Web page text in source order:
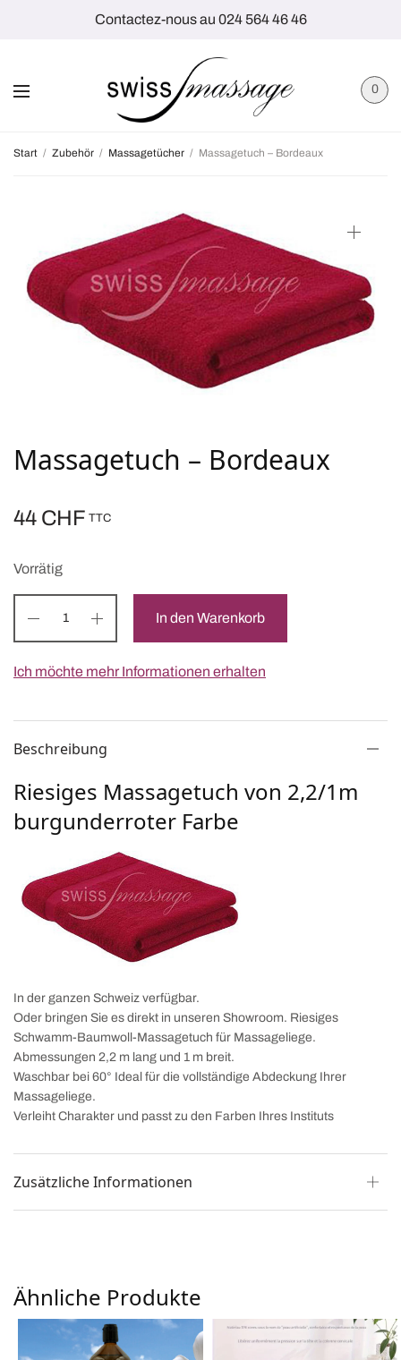
Contactez-nous au 024 564 46 46
0
Start / Zubehör / Massagetücher / Massagetuch – Bordeaux
Massagetuch – Bordeaux
44 CHF TTC
Vorrätig
In den Warenkorb
Ich möchte mehr Informationen erhalten
Beschreibung
Riesiges Massagetuch von 2,2/1m
burgunderroter Farbe
In der ganzen Schweiz verfügbar.
Oder bringen Sie es direkt in unseren Showroom. Riesiges
Schwamm-Baumwoll-Massagetuch für Massageliege.
Abmessungen 2,2 m lang und 1 m breit.
Waschbar bei 60° Ideal für die vollständige Abdeckung Ihrer
Massageliege.
Verleiht Charakter und passt zu den Farben Ihres Instituts
Zusätzliche Informationen
Ähnliche Produkte